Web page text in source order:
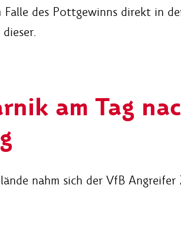
des Pottgewinns direkt in
am Tag
nahm sich der VfB